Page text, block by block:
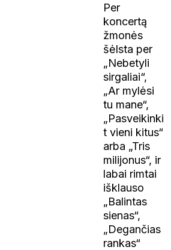
Per
koncertą
žmonės
šėlsta per
„Nebetyli
sirgaliai“,
„Ar mylėsi
tu mane“,
„Pasveikinki
t vieni kitus“
arba „Tris
milijonus“, ir
labai rimtai
išklauso
„Balintas
sienas“,
„Degančias
rankas“